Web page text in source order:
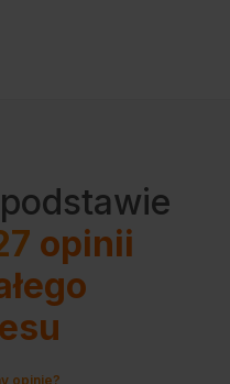
opinii
opinie?